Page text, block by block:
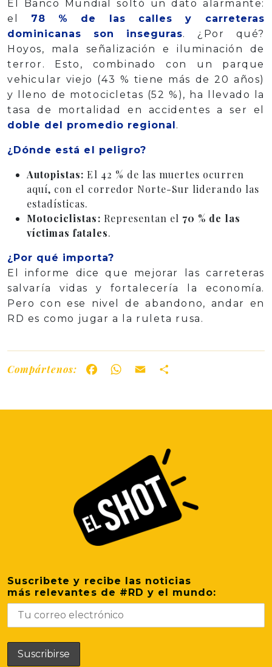
El Banco Mundial soltó un dato alarmante:
el 78 % de las calles y carreteras
dominicanas son inseguras. ¿Por qué?
Hoyos, mala señalización e iluminación de
terror. Esto, combinado con un parque
vehicular viejo (43 % tiene más de 20 años)
y lleno de motocicletas (52 %), ha llevado la
tasa de mortalidad en accidentes a ser el
doble del promedio regional.
¿Dónde está el peligro?
Autopistas: El 42 % de las muertes ocurren
aquí, con el corredor Norte-Sur liderando las
estadísticas.
Motociclistas: Representan el 70 % de las
víctimas fatales.
¿Por qué importa?
El informe dice que mejorar las carreteras
salvaría vidas y fortalecería la economía.
Pero con ese nivel de abandono, andar en
RD es como jugar a la ruleta rusa.
Compártenos: FacebookWhatsApp
Email
Suscribete y recibe las noticias
más relevantes de #RD y el mundo: